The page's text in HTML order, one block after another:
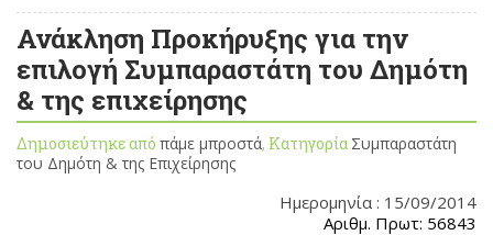
Ανάκληση Προκήρυξης για την
επιλογή Συμπαραστάτη του Δημότη
& της επιχείρησης
Δημοσιεύτηκε από πάμε μπροστά, Κατηγορία Συμπαραστάτη
του Δημότη & της Επιχείρησης
Ημερομηνία : 15/09/2014
Αριθμ. Πρωτ: 56843